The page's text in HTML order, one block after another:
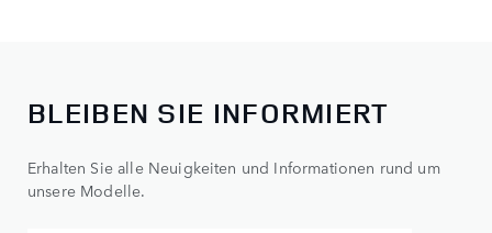
BLEIBEN SIE INFORMIERT
Erhalten Sie alle Neuigkeiten und Informationen rund um
unsere Modelle.